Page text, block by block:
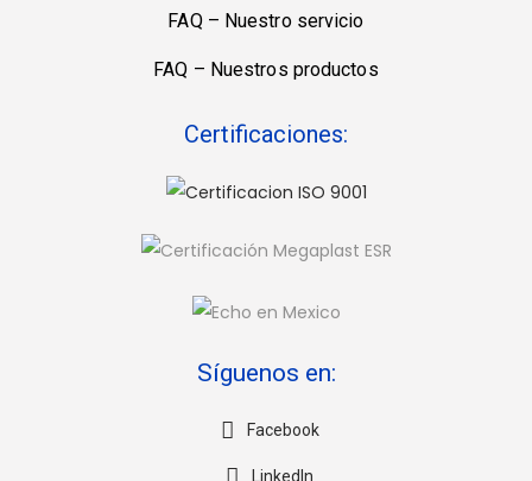
FAQ – Nuestro servicio
FAQ – Nuestros productos
Certificaciones:
Síguenos en:
Facebook
LinkedIn